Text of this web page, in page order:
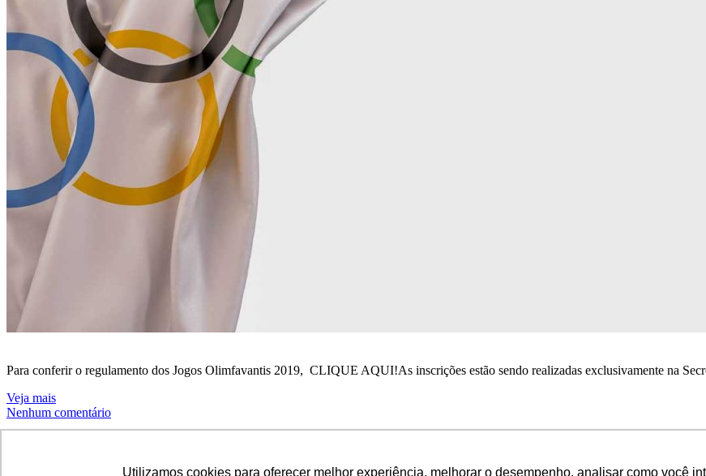
Utilizamos cookies para oferecer melhor experiência, melhorar o desempenho, analisar como você
Para conferir o regulamento dos Jogos Olimfavantis 2019, CLIQUE AQUI!As inscrições estão sendo realizadas exclusivamente na
Veja mais
Nenhum comentário